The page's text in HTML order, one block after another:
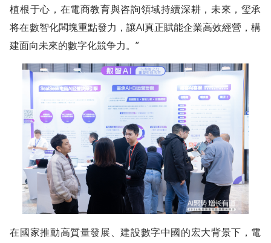
植根于心，在電商教育與咨詢領域持續深耕，未來，玺承
将在數智化闆塊重點發力，讓AI真正賦能企業高效經營，構
建面向未來的數字化競争力。”
在國家推動高質量發展、建設數字中國的宏大背景下，電